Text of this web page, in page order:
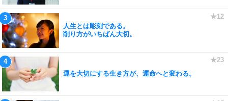
人生とは彫刻である。
削り方がいちばん大切。
運を大切にする生き方が、運命へと変わる。